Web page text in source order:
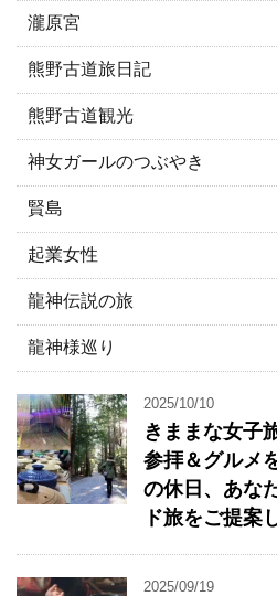
瀧原宮
熊野古道旅日記
熊野古道観光
神女ガールのつぶやき
賢島
起業女性
龍神伝説の旅
龍神様巡り
2025/10/10
きままな女子
参拝＆グルメ
の休日、あな
ド旅をご提案
2025/09/19